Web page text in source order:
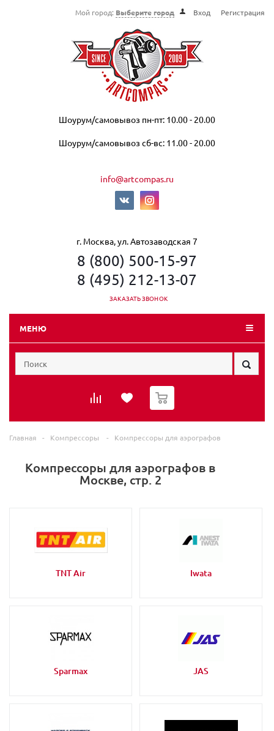
Мой город: Выберите город Вход Регистрация
Шоурум/самовывоз пн-пт: 10.00 - 20.00
Шоурум/самовывоз сб-вс: 11.00 - 20.00
info@artcompas.ru
г. Москва, ул. Автозаводская 7
8 (800) 500-15-97
8 (495) 212-13-07
ЗАКАЗАТЬ ЗВОНОК
МЕНЮ
0
Главная - Компрессоры - Компрессоры для аэрографов
Компрессоры для аэрографов в
Москве, стр. 2
TNT Air Iwata
Sparmax JAS